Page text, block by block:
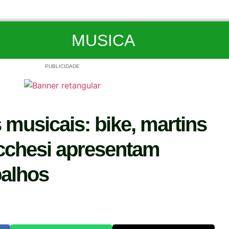
MUSICA
PUBLICIDADE
musicais: bike, martins
apresentam